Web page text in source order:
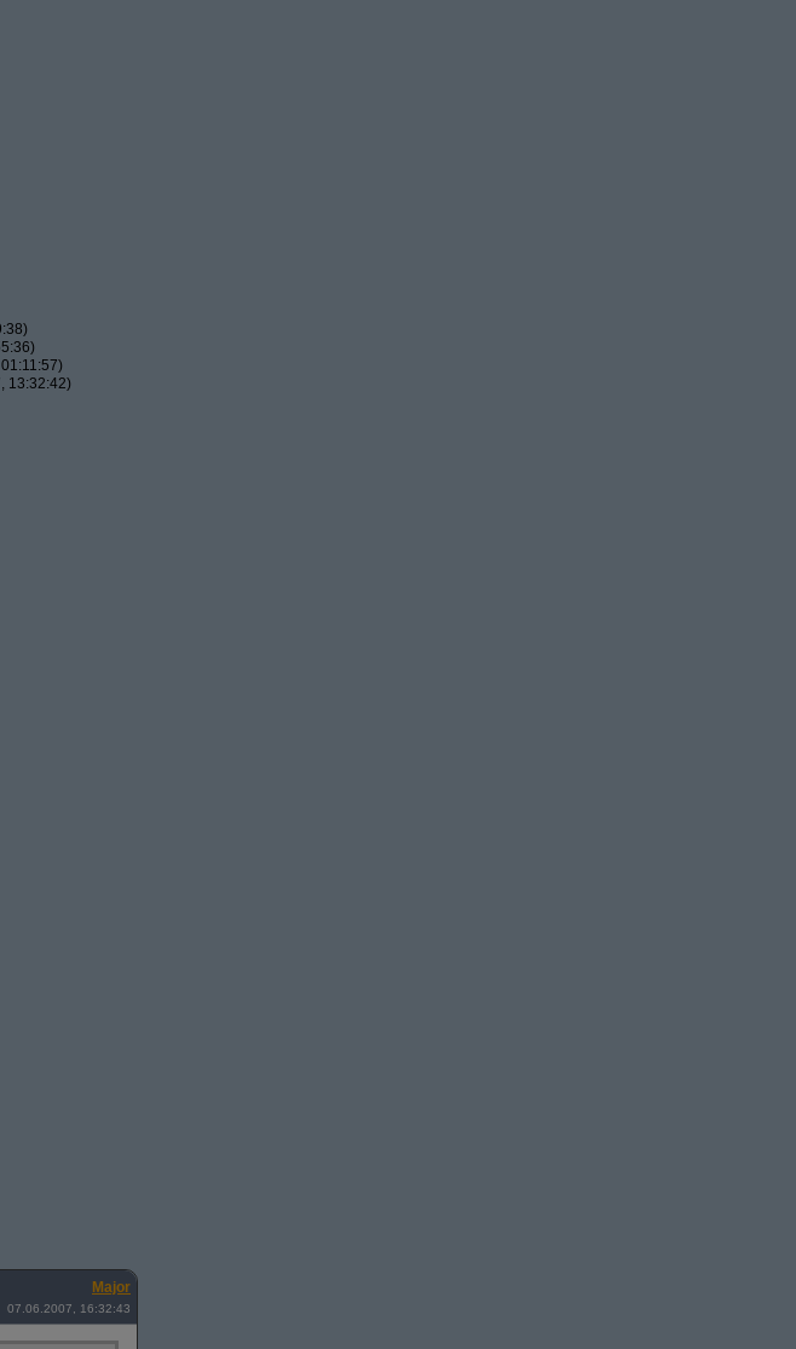
13:32:42)
Major
07.06.2007, 16:32:43